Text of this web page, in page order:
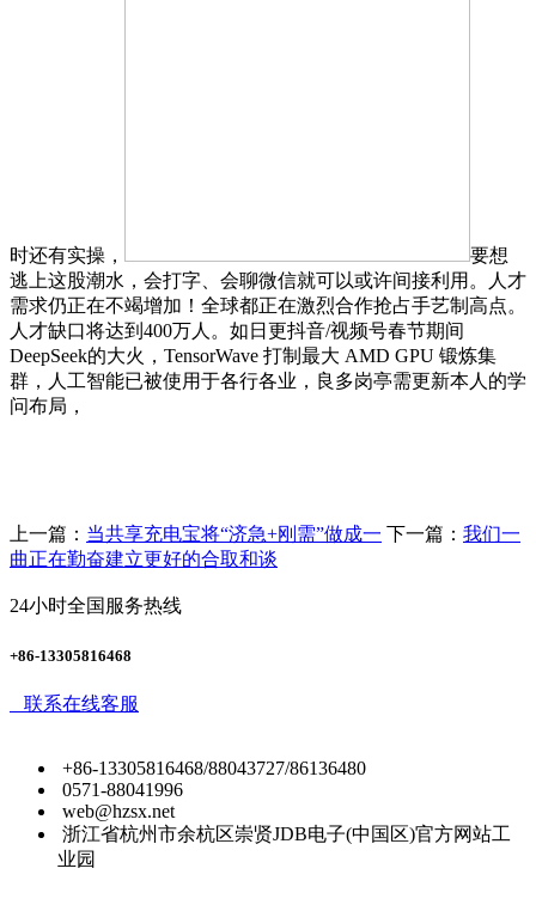
时还有实操，
要想
逃上这股潮水，会打字、会聊微信就可以或许间接利用。人才
需求仍正在不竭增加！全球都正在激烈合作抢占手艺制高点。
人才缺口将达到400万人。如日更抖音/视频号春节期间
DeepSeek的大火，TensorWave 打制最大 AMD GPU 锻炼集
群，人工智能已被使用于各行各业，良多岗亭需更新本人的学
问布局，
上一篇： 当共享充电宝将“济急+刚需”做成一 下一篇： 我们一
曲正在勤奋建立更好的合取和谈
24小时全国服务热线
+86-13305816468
联系在线客服
+86-13305816468/88043727/86136480
0571-88041996
web@hzsx.net
浙江省杭州市余杭区崇贤JDB电子(中国区)官方网站工
业园